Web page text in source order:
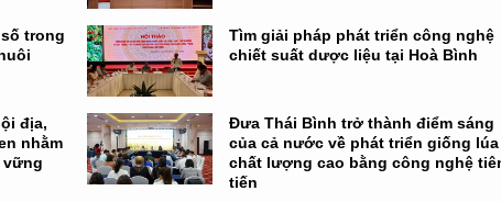
trong
Tìm giải pháp phát triển công nghệ
chiết suất dược liệu tại Hoà Bình
địa,
nhằm
vững
Đưa Thái Bình trở thành điểm sáng
của cả nước về phát triển giống lúa
chất lượng cao bằng công nghệ
tiến